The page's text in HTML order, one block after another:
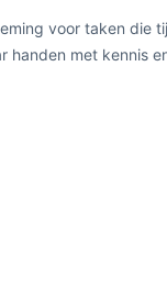
voor taken die
handen met kennis